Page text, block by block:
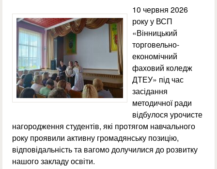
10 червня 2026
року у ВСП
«Вінницький
торговельно-
економічний
фаховий коледж
ДТЕУ» під час
засідання
методичної ради
відбулося урочисте
нагородження студентів, які протягом навчального
року проявили активну громадянську позицію,
відповідальність та вагомо долучилися до розвитку
нашого закладу освіти.